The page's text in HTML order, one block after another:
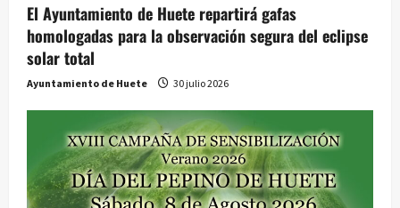
El Ayuntamiento de Huete repartirá gafas
homologadas para la observación segura del eclipse
solar total
Ayuntamiento de Huete 30 julio 2026